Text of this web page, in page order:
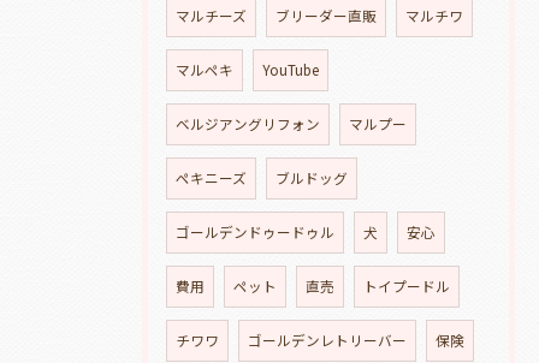
マルチーズ ブリーダー直販 マルチワ
マルペキ YouTube
ベルジアングリフォン マルプー
ペキニーズ ブルドッグ
ゴールデンドゥードゥル 犬 安心
費用 ペット 直売 トイプードル
チワワ ゴールデンレトリーバー 保険